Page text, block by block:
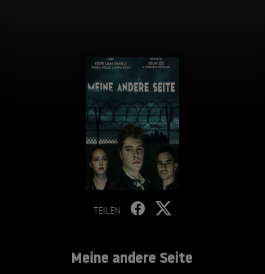
TEILEN
Meine andere Seite